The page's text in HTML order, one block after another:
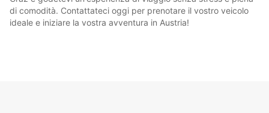
di comodità. Contattateci oggi per prenotare il vostro veicolo
ideale e iniziare la vostra avventura in Austria!